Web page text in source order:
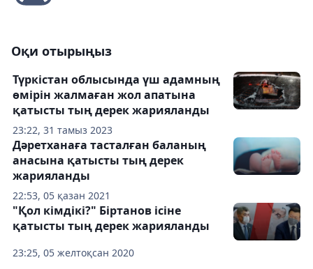
Оқи отырыңыз
23:22, 31 тамыз 2023
Түркістан облысында үш адамның
өмірін жалмаған жол апатына
қатысты тың дерек жарияланды
22:53, 05 қазан 2021
Дәретханаға тасталған баланың
анасына қатысты тың дерек
жарияланды
23:25, 05 желтоқсан 2020
"Қол кімдікі?" Біртанов ісіне
қатысты тың дерек жарияланды